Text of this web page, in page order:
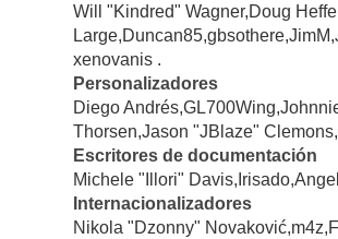
Will "Kindred" Wagner,Doug
xenovanis .
Personalizadores
Diego
Thorsen,Jason "JBlaze"
Escritores de documentación
Michele "Illori"
Internacionalizadores
Nikola "Dzonny"